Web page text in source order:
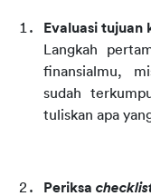
Evaluasi tujuan
Langkah
finansialmu,
sudah
tuliskan apa
Periksa